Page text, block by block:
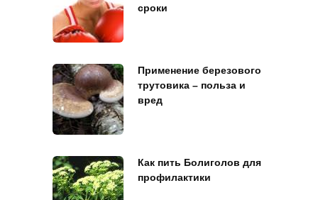
сроки
Применение березового
трутовика – польза и
вред
Как пить Болиголов для
профилактики